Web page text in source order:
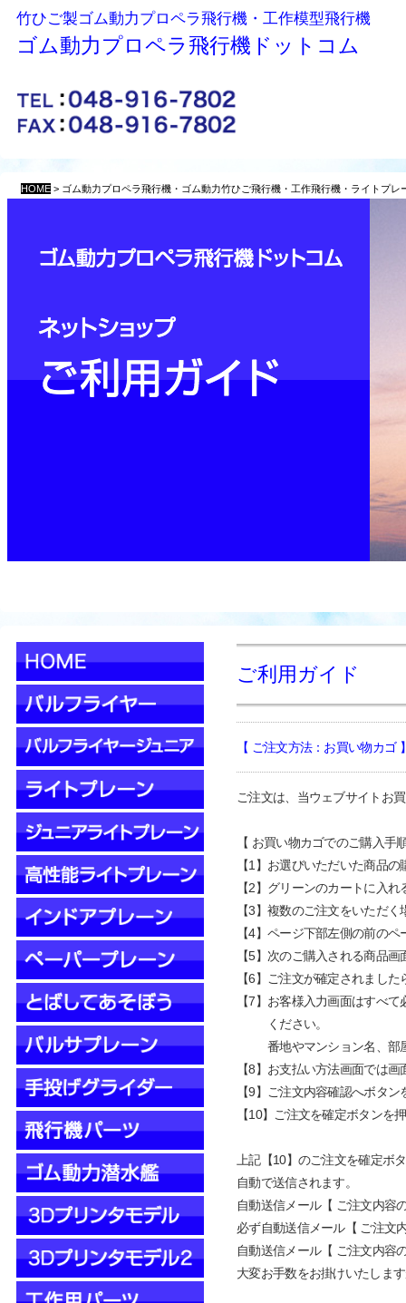
竹ひご製ゴム動力プロペラ飛行機・工作模型飛行機
ゴム動力プロペラ飛行機 ドットコム
HOME > ゴム動力プロペラ飛行機・ゴム動力竹ひご飛行機・工作飛行機・ライトプ
ご利用ガイド
【 ご注文方法：お買い物カゴ
ご注文は、当ウェブサイトお
【 お買い物カゴでのご購入手
【1】お選びいただいた商品
【2】グリーンのカートに入
【3】複数のご注文をいただ
【4】ページ下部左側の前の
【5】次のご購入される商品
【6】ご注文が確定されまし
【7】お客様入力画面はすべ
ください。
番地やマンション名、部
【8】お支払い方法画面では
【9】ご注文内容確認へボタ
【10】ご注文を確定ボタンを
上記【10】のご注文を確定ボ
自動で送信されます。
自動送信メール【 ご注文内容
必ず自動送信メール【 ご注文
自動送信メール【 ご注文内容
大変お手数をお掛けいたしま